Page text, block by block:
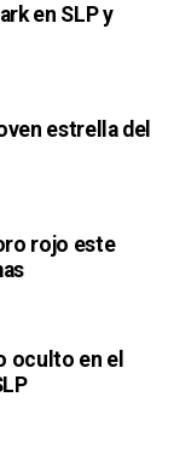
en SLP y
estrella del
rojo este
oculto en el